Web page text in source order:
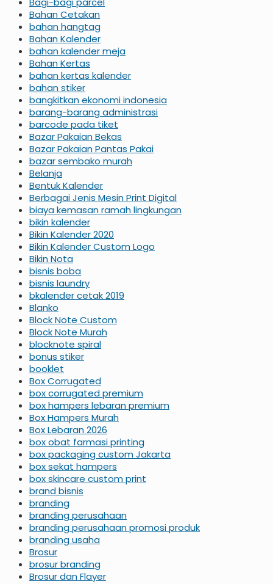
Bahan Cetakan
bahan hangtag
Bahan Kalender
bahan kalender meja
Bahan Kertas
bahan kertas kalender
bahan stiker
bangkitkan ekonomi indonesia
barang-barang administrasi
barcode pada tiket
Bazar Pakaian Bekas
Bazar Pakaian Pantas Pakai
bazar sembako murah
Belanja
Bentuk Kalender
Berbagai Jenis Mesin Print Digital
biaya kemasan ramah lingkungan
bikin kalender
Bikin Kalender 2020
Bikin Kalender Custom Logo
Bikin Nota
bisnis boba
bisnis laundry
bkalender cetak 2019
Blanko
Block Note Custom
Block Note Murah
blocknote spiral
bonus stiker
booklet
Box Corrugated
box corrugated premium
box hampers lebaran premium
Box Hampers Murah
Box Lebaran 2026
box obat farmasi printing
box packaging custom Jakarta
box sekat hampers
box skincare custom print
brand bisnis
branding
branding perusahaan
branding perusahaan promosi produk
branding usaha
Brosur
brosur branding
Brosur dan Flayer